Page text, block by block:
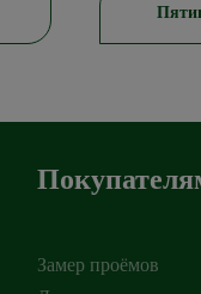
Замер проёмов